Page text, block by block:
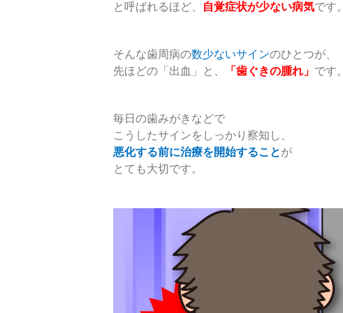
と呼ばれるほど、 自覚症状が少ない病気です。
そんな歯周病の数少ないサインのひとつが、
先ほどの「出血」と、
「歯ぐきの腫れ」 です。
毎日の歯みがきなどで
こうしたサインをしっかり察知し、
悪化する前に治療を開始することが
とても大切です。